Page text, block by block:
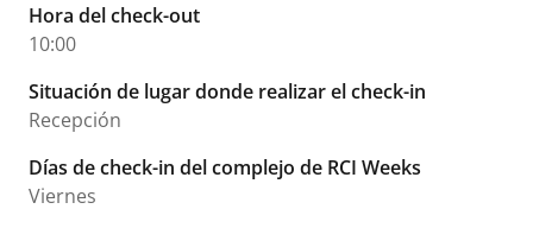
Hora del check-out
10:00
Situación de lugar donde realizar el check-in
Recepción
Días de check-in del complejo de RCI Weeks
Viernes